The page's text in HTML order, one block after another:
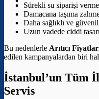
Sürekli su siparişi
Damacana taşıma
Daha sağlıklı ve
Uzun vadede ciddi
Bu nedenlerle Arıtıcı
edilen kampanyalardan biri
İstanbul’un Tüm
Servis